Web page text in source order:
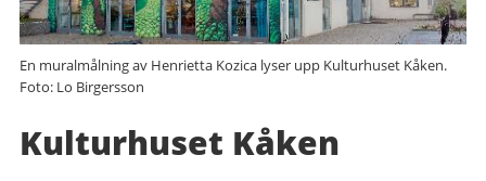
En muralmålning av Henrietta Kozica lyser upp Kulturhuset Kåken.
Foto: Lo Birgersson
Kulturhuset Kåken